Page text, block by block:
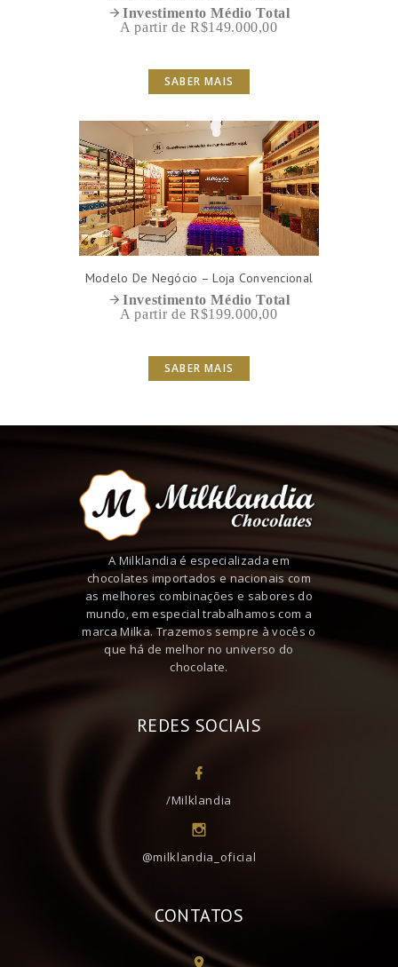
Investimento Médio Total
A partir de R$149.000,00
SABER MAIS
Modelo De Negócio – Loja Convencional
Investimento Médio Total
A partir de R$199.000,00
SABER MAIS
A Milklandia é especializada em
chocolates importados e nacionais com
as melhores combinações e sabores do
mundo, em especial trabalhamos com a
marca Milka. Trazemos sempre à vocês o
que há de melhor no universo do
chocolate.
REDES SOCIAIS
/Milklandia
@milklandia_oficial
CONTATOS